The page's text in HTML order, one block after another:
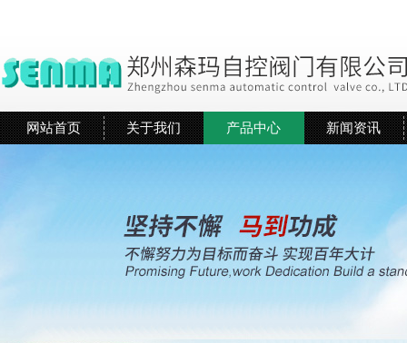
网站首页 关于我们 产品中心 新闻资讯